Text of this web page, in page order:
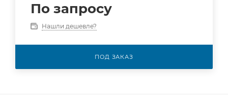
По запросу
Нашли дешевле?
ПОД ЗАКАЗ